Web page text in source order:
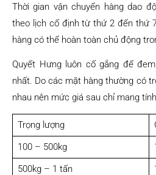
Thời gian vận chuyển hàng dao
theo lịch cố định từ thứ 2 đến thứ
hàng có thể hoàn toàn chủ động
Quyết Hưng luôn cố gắng để
nhất. Do các mặt hàng thường có
nhau nên mức giá sau chỉ mang
Trọng lượng
100 – 500kg
500kg – 1 tấn